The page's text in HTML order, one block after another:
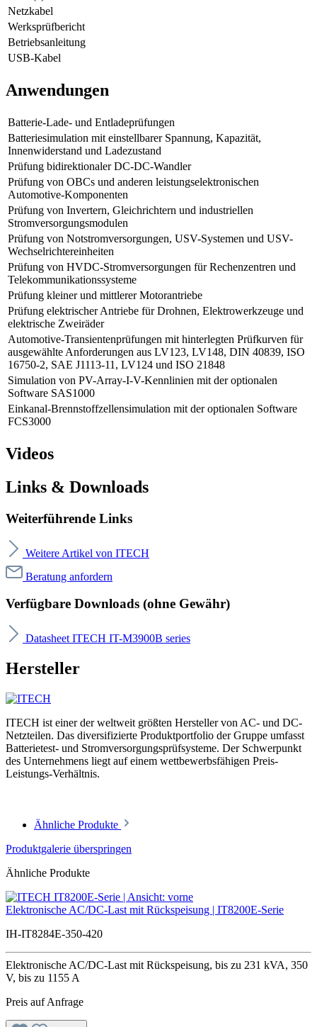
Netzkabel
Werksprüfbericht
Betriebsanleitung
USB-Kabel
Anwendungen
Batterie-Lade- und Entladeprüfungen
Batteriesimulation mit einstellbarer Spannung, Kapazität,
Innenwiderstand und Ladezustand
Prüfung bidirektionaler DC-DC-Wandler
Prüfung von OBCs und anderen leistungselektronischen
Automotive-Komponenten
Prüfung von Invertern, Gleichrichtern und industriellen
Stromversorgungsmodulen
Prüfung von Notstromversorgungen, USV-Systemen und USV-
Wechselrichtereinheiten
Prüfung von HVDC-Stromversorgungen für Rechenzentren und
Telekommunikationssysteme
Prüfung kleiner und mittlerer Motorantriebe
Prüfung elektrischer Antriebe für Drohnen, Elektrowerkzeuge und
elektrische Zweiräder
Automotive-Transientenprüfungen mit hinterlegten Prüfkurven für
ausgewählte Anforderungen aus LV123, LV148, DIN 40839, ISO
16750-2, SAE J1113-11, LV124 und ISO 21848
Simulation von PV-Array-I-V-Kennlinien mit der optionalen
Software SAS1000
Einkanal-Brennstoffzellensimulation mit der optionalen Software
FCS3000
Videos
Links & Downloads
Weiterführende Links
Weitere Artikel von ITECH
Beratung anfordern
Verfügbare Downloads (ohne Gewähr)
Datasheet ITECH IT-M3900B series
Hersteller
ITECH ist einer der weltweit größten Hersteller von AC- und DC-
Netzteilen. Das diversifizierte Produktportfolio der Gruppe umfasst
Batterietest- und Stromversorgungsprüfsysteme. Der Schwerpunkt
des Unternehmens liegt auf einem wettbewerbsfähigen Preis-
Leistungs-Verhältnis.
Ähnliche Produkte
Produktgalerie überspringen
Ähnliche Produkte
Elektronische AC/DC-Last mit Rückspeisung | IT8200E-Serie
IH-IT8284E-350-420
Elektronische AC/DC-Last mit Rückspeisung, bis zu 231 kVA, 350
V, bis zu 1155 A
Preis auf Anfrage